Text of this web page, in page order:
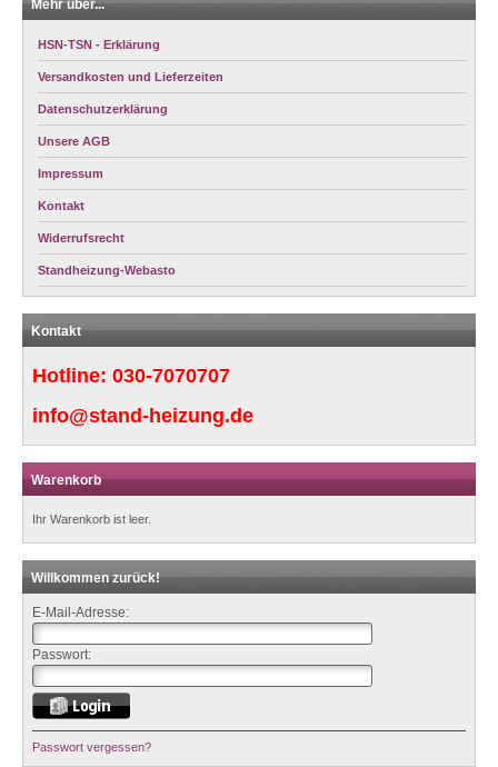
Mehr über...
HSN-TSN - Erklärung
Versandkosten und Lieferzeiten
Datenschutzerklärung
Unsere AGB
Impressum
Kontakt
Widerrufsrecht
Standheizung-Webasto
Kontakt
Hotline: 030-7070707
info@stand-heizung.de
Warenkorb
Ihr Warenkorb ist leer.
Willkommen zurück!
E-Mail-Adresse:
Passwort:
Passwort vergessen?